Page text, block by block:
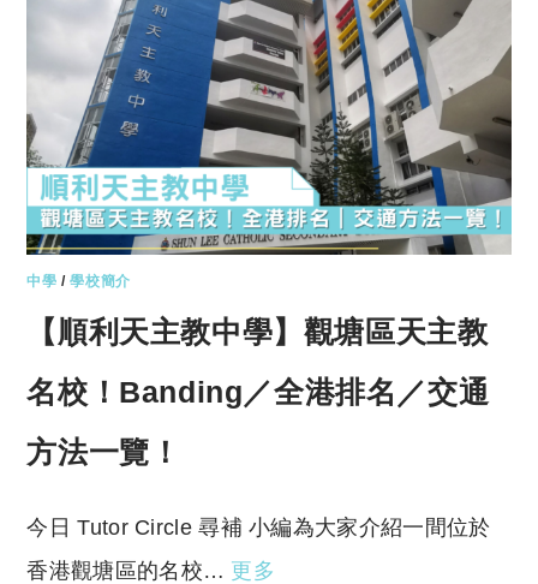
中學 /學校簡介
【順利天主教中學】觀塘區天主教
名校！Banding／全港排名／交通
方法一覽！
今日 Tutor Circle 尋補 小編為大家介紹一間位於
香港觀塘區的名校… 更多